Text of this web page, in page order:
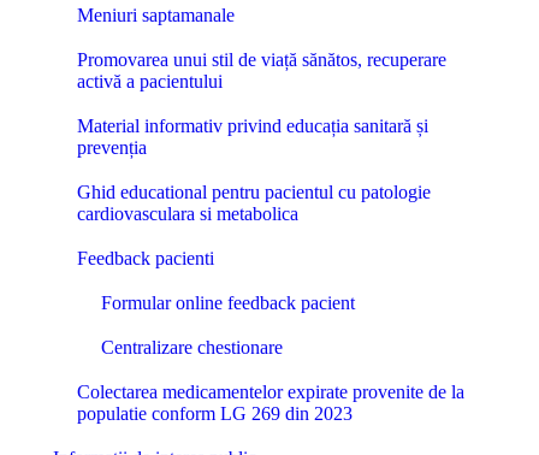
Meniuri saptamanale
Promovarea unui stil de viață sănătos, recuperare
activă a pacientului
Material informativ privind educația sanitară și
prevenția
Ghid educational pentru pacientul cu patologie
cardiovasculara si metabolica
Feedback pacienti
Formular online feedback pacient
Centralizare chestionare
Colectarea medicamentelor expirate provenite de la
populatie conform LG 269 din 2023